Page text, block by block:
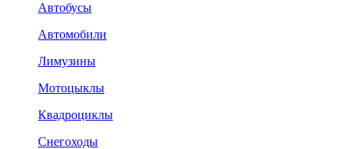
Автобусы
Автомобили
Лимузины
Мотоцыклы
Квадроциклы
Снегоходы